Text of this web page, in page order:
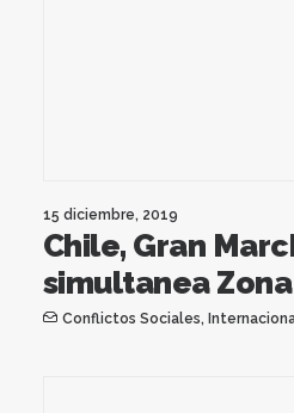
15 diciembre, 2019
Chile, Gran
simultanea
Conflictos Sociales,